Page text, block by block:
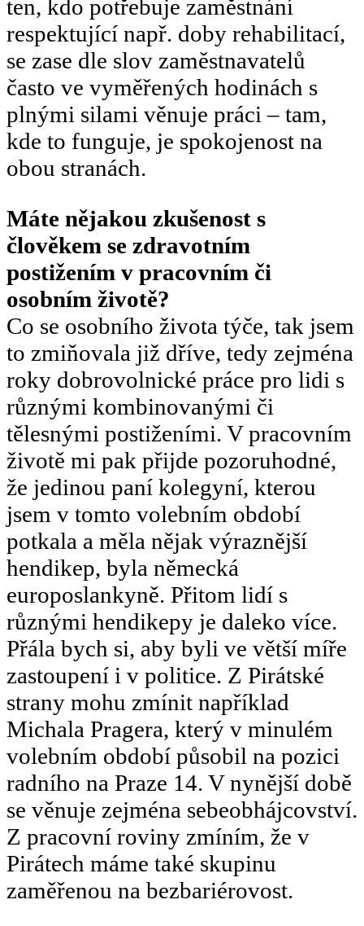
ten, kdo potřebuje zaměstnání
respektující např. doby rehabilitací,
se zase dle slov zaměstnavatelů
často ve vyměřených hodinách s
plnými silami věnuje práci – tam,
kde to funguje, je spokojenost na
obou stranách.
Máte nějakou zkušenost s
člověkem se zdravotním
postižením v pracovním či
osobním životě?
Co se osobního života týče, tak jsem
to zmiňovala již dříve, tedy zejména
roky dobrovolnické práce pro lidi s
různými kombinovanými či
tělesnými postiženími. V pracovním
životě mi pak přijde pozoruhodné,
že jedinou paní kolegyní, kterou
jsem v tomto volebním období
potkala a měla nějak výraznější
hendikep, byla německá
europoslankyně. Přitom lidí s
různými hendikepy je daleko více.
Přála bych si, aby byli ve větší míře
zastoupení i v politice. Z Pirátské
strany mohu zmínit například
Michala Pragera, který v minulém
volebním období působil na pozici
radního na Praze 14. V nynější době
se věnuje zejména sebeobhájcovství.
Z pracovní roviny zmíním, že v
Pirátech máme také skupinu
zaměřenou na bezbariérovost.